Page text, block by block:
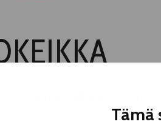
Tämä
filled with music and enchanting